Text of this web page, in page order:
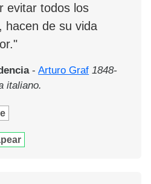
evitar todos los
hacen de su vida
-Arturo Graf 1848-
italiano.